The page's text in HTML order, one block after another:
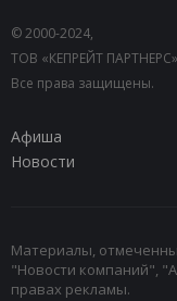
© 2000-2024,
ТОВ «КЕПРЕЙТ
Все права защищены.
Афиша
Новости
Материалы,
"Новости компаний",
правах рекламы.